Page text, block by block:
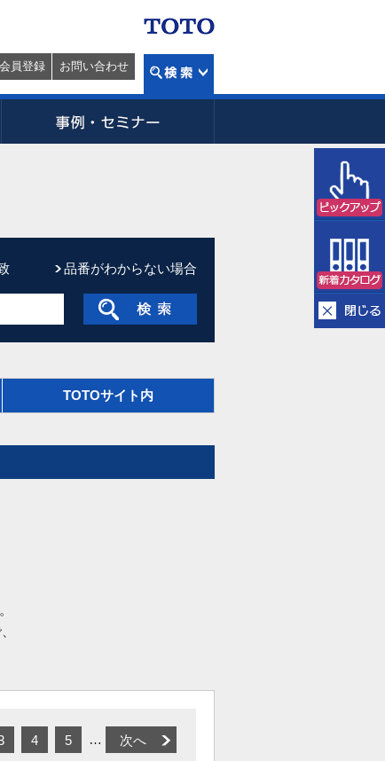
員登録 お問い合わせ
品番がわからない場合
TOTOサイト内
4 5 … 次へ